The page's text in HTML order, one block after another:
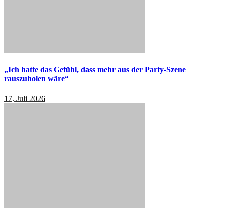
„Ich hatte das Gefühl, dass mehr aus der Party-Szene
rauszuholen wäre“
17. Juli 2026